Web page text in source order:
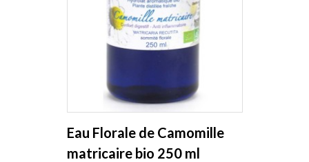
Eau Florale de Camomille
matricaire bio 250 ml